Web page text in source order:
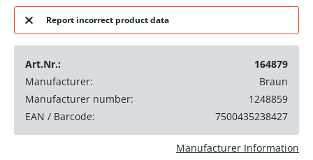
Report incorrect product data
Art.Nr.:
164879
Manufacturer:
Braun
Manufacturer number:
1248859
EAN / Barcode:
7500435238427
Manufacturer Information